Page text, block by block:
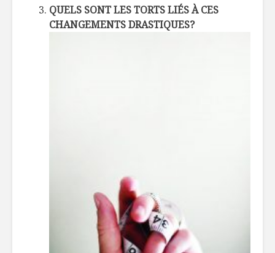
QUELS SONT LES TORTS LIÉS À CES
CHANGEMENTS DRASTIQUES?